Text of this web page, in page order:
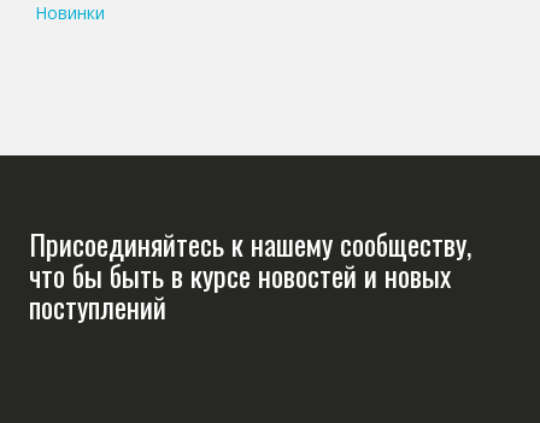
Новинки
Присоединяйтесь к нашему сообществу,
что бы быть в курсе новостей и новых
поступлений